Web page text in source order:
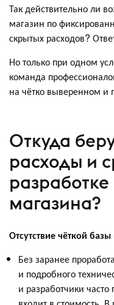
Так действительно ли
магазин по
скрытых расходов?
Но только при одном
команда
на чётко выверенном
Откуда
расходы и
магазина?
Отсутствие чёткой
Без заранее
и подробного
и разработчики